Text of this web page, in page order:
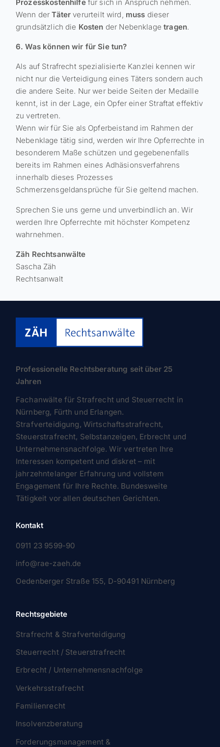
Prozesskostenhilfefür sich in Anspruch nehmen.
Wenn derTäter verurteilt wird, muss dieser
grundsätzlich die Kosten der Nebenklagetragen.
6. Was können wir für Sie tun?
Als auf Strafrecht spezialisierte Kanzlei kennen wir
nicht nur die Verteidigung eines Täters sondern auch
die andere Seite. Nur wer beide Seiten der Medaille
kennt, ist in der Lage, ein Opfer einer Straftat effektiv
zu vertreten.
Wenn wir für Sie als Opferbeistand im Rahmen der
Nebenklage tätig sind, werden wir Ihre Opferrechte in
besonderem Maße schützen und gegebenenfalls
bereits im Rahmen eines Adhäsionsverfahrens
innerhalb dieses Prozesses
Schmerzensgeldansprüche für Sie geltend machen.
Sprechen Sie uns gerne und unverbindlich an. Wir
werden Ihre Opferrechte mit höchster Kompetenz
wahrnehmen.
Zäh Rechtsanwälte
Sascha Zäh
Rechtsanwalt
Professionelle Rechtsberatung seit über 25
Jahren
Fachanwälte für Strafrecht und Steuerrecht in
Nürnberg, Fürth und Erlangen.
Strafverteidigung, Wirtschaftsstrafrecht,
Steuerstrafrecht, Selbstanzeigen, Erbrecht und
Unternehmensnachfolge. Wir vertreten Ihre
Interessen kompetent und diskret – mit
jahrzehntelanger Erfahrung und vollstem
Engagement für Ihre Rechte. Bundesweite
Tätigkeit vor allen deutschen Gerichten.
Kontakt
0911 23 9599-90
info@rae-zaeh.de
Oedenberger Straße 155, D-90491 Nürnberg
Rechtsgebiete
Strafrecht & Strafverteidigung
Steuerrecht / Steuerstrafrecht
Erbrecht / Unternehmensnachfolge
Verkehrsstrafrecht
Familienrecht
Insolvenzberatung
Forderungsmanagement &